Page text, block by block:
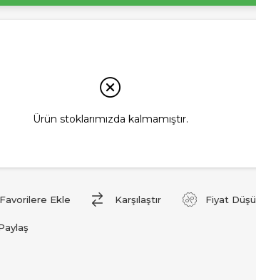
Ürün stoklarımızda kalmamıştır.
Favorilere Ekle Karşılaştır Fiyat